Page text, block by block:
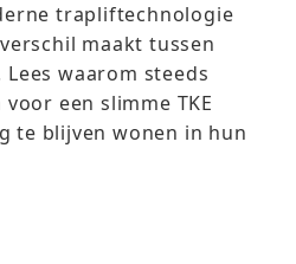
trapliftechnologie
maakt tussen
waarom steeds
een slimme TKE
te blijven wonen in hun